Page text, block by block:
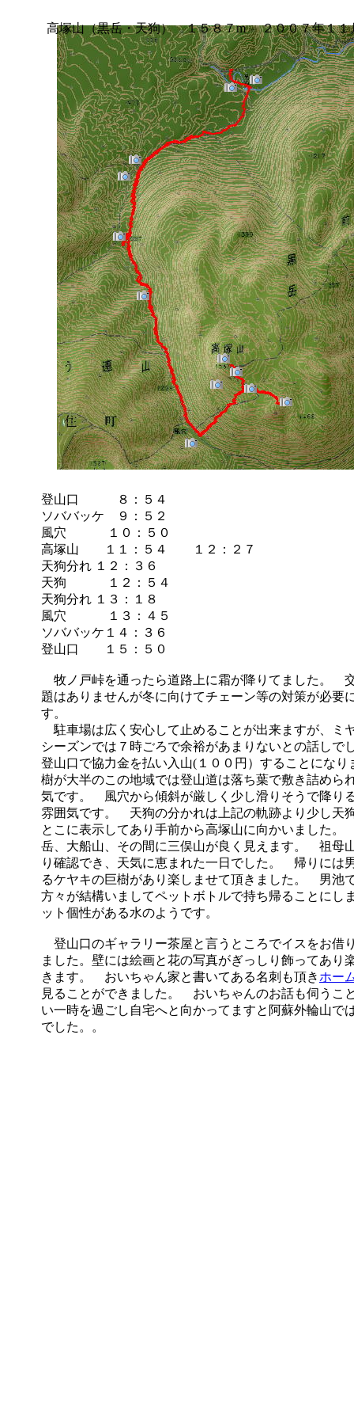
高塚山（黒岳・天狗） １５８７m ２００７年１１
登山口 ８：５４
ソババッケ ９：５２
風穴 １０：５０
高塚山 １１：５４ １２：２７
天狗分れ １２：３６
天狗 １２：５４
天狗分れ １３：１８
風穴 １３：４５
ソババッケ１４：３６
登山口 １５：５０
牧ノ戸峠を通ったら道路上に霜が降りてました。
題はありませんが冬に向けてチェーン等の対策が必要
す。
駐車場は広く安心して止めることが出来ますが、ミ
シーズンでは７時ごろで余裕があまりないとの話し
登山口で協力金を払い入山(１００円）することにな
樹が大半のこの地域では登山道は落ち葉で敷き詰めら
気です。 風穴から傾斜が厳しく少し滑りそうで降り
雰囲気です。 天狗の分かれは上記の軌跡より少し天
とこに表示してあり手前から高塚山に向かいました
岳、大船山、その間に三俣山が良く見えます。 祖母
り確認でき、天気に恵まれた一日でした。 帰りには
るケヤキの巨樹があり楽しませて頂きました。 男池
方々が結構いましてペットボトルで持ち帰ることに
ット個性がある水のようです。
登山口のギャラリー茶屋と言うところでイスをお借
ました。壁には絵画と花の写真がぎっしり飾ってあり
きます。 おいちゃん家と書いてある名刺も頂き ホー
見ることができました。 おいちゃんのお話も伺うこ
い一時を過ごし自宅へと向かってますと阿蘇外輪山で
でした。。